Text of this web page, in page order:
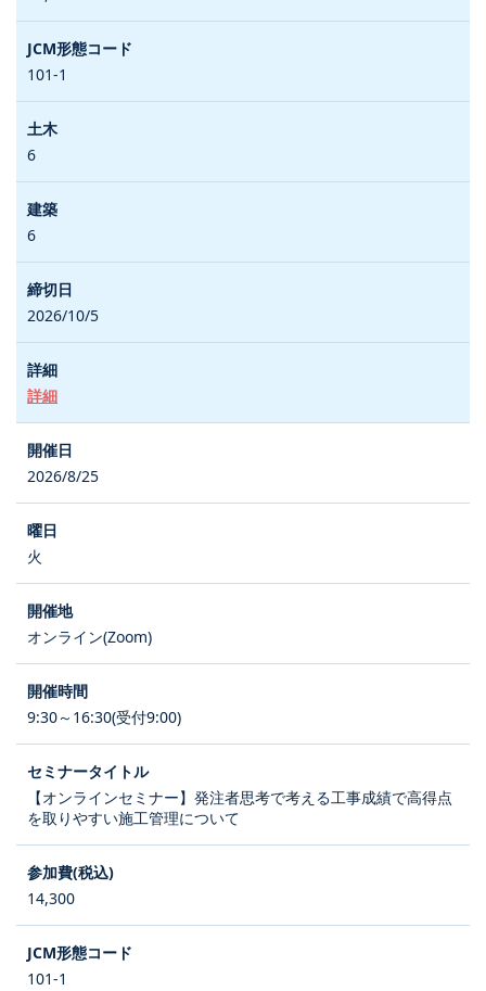
101-1
6
6
2026/10/5
詳細
2026/8/25
火
オンライン(Zoom)
9:30～16:30(受付9:00)
【オンラインセミナー】発注者思考で考える工事成績で高得点
を取りやすい施工管理について
14,300
101-1